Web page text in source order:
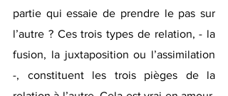
partie qui essaie de prendre le pas sur
l’autre ? Ces trois types de relation, - la
fusion, la juxtaposition ou l’assimilation
-, constituent les trois pièges de la